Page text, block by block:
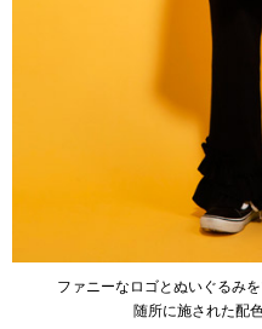
ファニーなロゴとぬいぐるみ
随所に施された配